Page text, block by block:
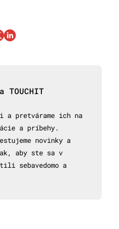
TOUCHIT
a pretvárame ich na
a príbehy.
novinky a
aby ste sa v
sebavedomo a